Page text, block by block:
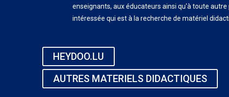
enseignants, aux éducateurs ainsi qu'à toute autre
intéressée qui est à la recherche de matériel
HEYDOO.LU
AUTRES MATERIELS DIDACTIQUES